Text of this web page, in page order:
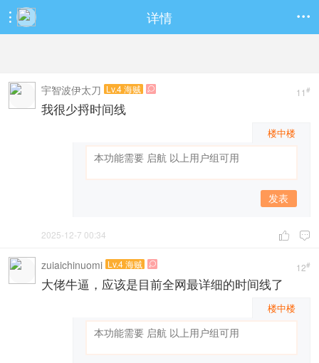
 详情 
11 #
宇智波伊太刀 Lv.4 海贼 
我很少捋时间线
楼中楼
发表
 
2025-12-7 00:34
12#
zuiaichinuomi Lv.4 海贼 
大佬牛逼，应该是目前全网最详细的时间线了
楼中楼